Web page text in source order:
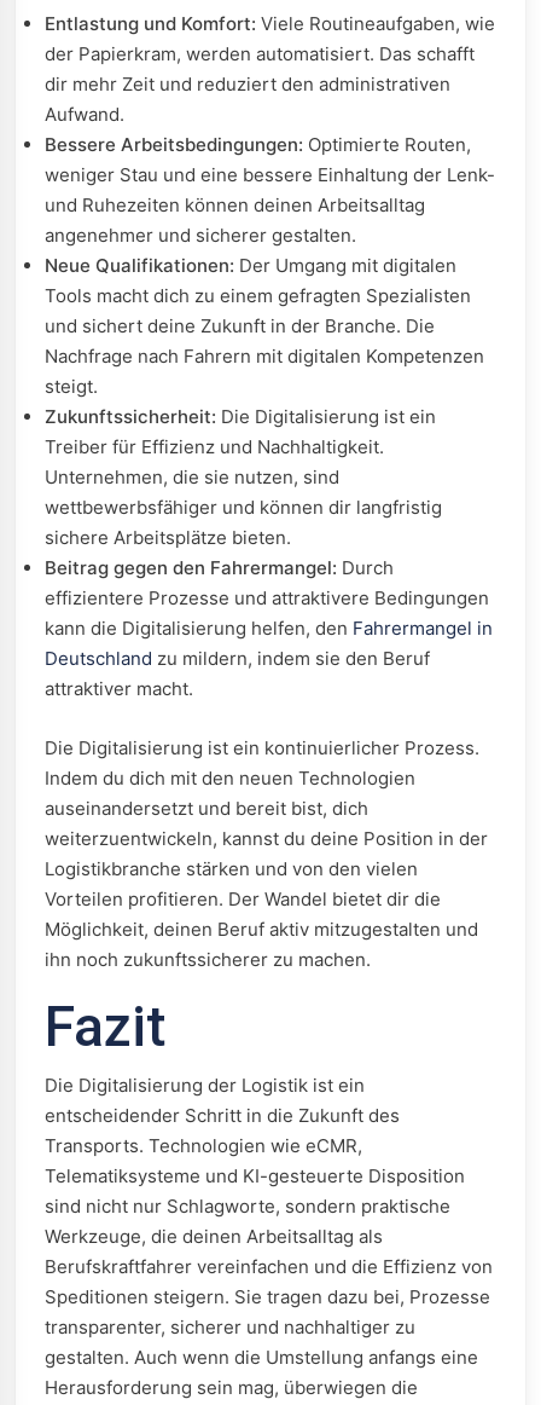
Entlastung und Komfort: Viele Routineaufgaben, wie
der Papierkram, werden automatisiert. Das schafft
dir mehr Zeit und reduziert den administrativen
Aufwand.
Bessere Arbeitsbedingungen: Optimierte Routen,
weniger Stau und eine bessere Einhaltung der Lenk-
und Ruhezeiten können deinen Arbeitsalltag
angenehmer und sicherer gestalten.
Neue Qualifikationen: Der Umgang mit digitalen
Tools macht dich zu einem gefragten Spezialisten
und sichert deine Zukunft in der Branche. Die
Nachfrage nach Fahrern mit digitalen Kompetenzen
steigt.
Zukunftssicherheit: Die Digitalisierung ist ein
Treiber für Effizienz und Nachhaltigkeit.
Unternehmen, die sie nutzen, sind
wettbewerbsfähiger und können dir langfristig
sichere Arbeitsplätze bieten.
Beitrag gegen den Fahrermangel: Durch
effizientere Prozesse und attraktivere Bedingungen
kann die Digitalisierung helfen, den Fahrermangel in
Deutschland zu mildern, indem sie den Beruf
attraktiver macht.
Die Digitalisierung ist ein kontinuierlicher Prozess.
Indem du dich mit den neuen Technologien
auseinandersetzt und bereit bist, dich
weiterzuentwickeln, kannst du deine Position in der
Logistikbranche stärken und von den vielen
Vorteilen profitieren. Der Wandel bietet dir die
Möglichkeit, deinen Beruf aktiv mitzugestalten und
ihn noch zukunftssicherer zu machen.
Fazit
Die Digitalisierung der Logistik ist ein
entscheidender Schritt in die Zukunft des
Transports. Technologien wie eCMR,
Telematiksysteme und KI-gesteuerte Disposition
sind nicht nur Schlagworte, sondern praktische
Werkzeuge, die deinen Arbeitsalltag als
Berufskraftfahrer vereinfachen und die Effizienz von
Speditionen steigern. Sie tragen dazu bei, Prozesse
transparenter, sicherer und nachhaltiger zu
gestalten. Auch wenn die Umstellung anfangs eine
Herausforderung sein mag, überwiegen die